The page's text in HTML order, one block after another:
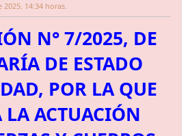
14:34 horas.
N° 7/2025, DE
DE ESTADO
POR LA QUE
LA ACTUACIÓN